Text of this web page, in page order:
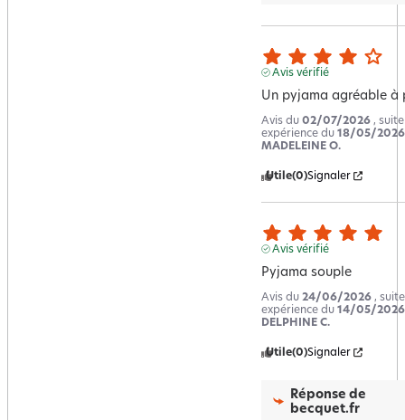
Avis vérifié
Un pyjama agréable à
Avis du 02/07/2026 ,
expérience du 18/05/2026
MADELEINE O.
Utile(0)Signaler
Avis vérifié
Pyjama souple
Avis du 24/06/2026 ,
expérience du 14/05/2026
DELPHINE C.
Utile(0)Signaler
Réponse de
becquet.fr